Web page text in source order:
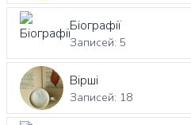
Біографії
Записей: 5
Вірші
Записей: 18